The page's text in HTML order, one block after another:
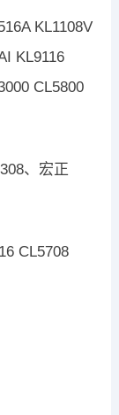
KL1108V
KL9116
CL5800
、宏正
CL5708